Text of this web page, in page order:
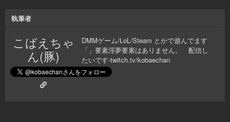
執筆者
こばえちゃ
ん(豚)
DMMゲーム/LoL/Steam とかで遊んでます
「」要素淫夢要素はありません。 配信し
たいです-twitch.tv/kobaechan